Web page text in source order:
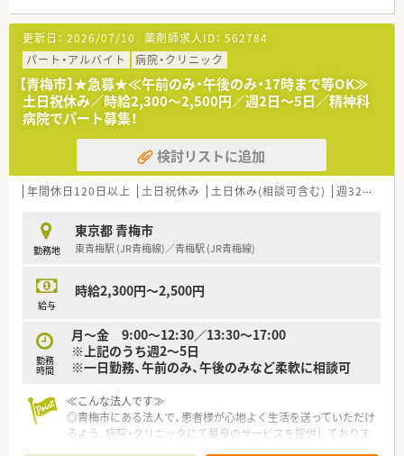
≪病院特徴≫
◎希少な土日祝日休みの求人です！
◎年間休日も120日と、お仕事とプライベートを両立させること
ができます。
◎調剤・監査業務の他、病棟業務やDI業務、各種委員会活動にも
参加することができます。
◎残業も少ないため、メリハリをつけて働くことができます！
◎1食250円の食事補助あり！
更新日： 2026/07/10 薬剤師求人ID： 562784
パート・アルバイト
病院・クリニック
【青梅市】★急募★≪午前のみ・午後のみ・17時まで等OK≫
土日祝休み／時給2,300～2,500円／週2日～5日／精神科
病院でパート募集！
検討リストに追加
年間休日120日以上 土日祝休み 土日休み(相談可含む) 週32h以上
勤務地
東京都 青梅市
東青梅駅 (JR青梅線)／青梅駅 (JR青梅線)
給与
時給2,300円～2,500円
勤務
時間
月～金 9:00～12:30／13:30～17:00
※上記のうち週2～5日
※一日勤務、午前のみ、午後のみなど柔軟に相談可
≪こんな法人です≫
◎青梅市にある法人で、患者様が心地よく生活を送っていただけ
るよう、病院・クリニックにて最良のサービスを提供しておりま